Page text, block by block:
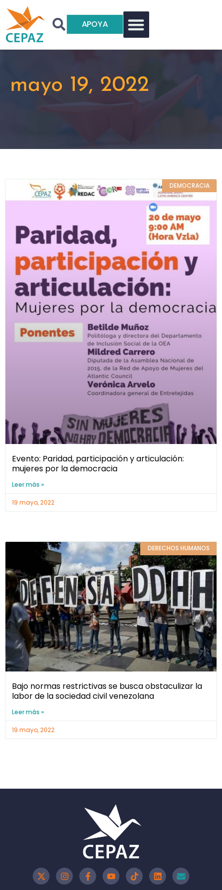
APOYA
mayo 19, 2022
DEMOCRACIA
Evento: Paridad, participación y articulación:
mujeres por la democracia
Leer más »
19 mayo, 2022
DERECHOS HUMANOS
Bajo normas restrictivas se busca obstaculizar la
labor de la sociedad civil venezolana
Leer más »
19 mayo, 2022